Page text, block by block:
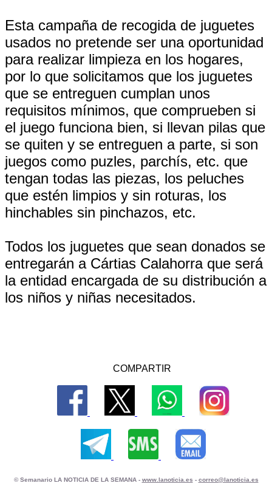
Esta campaña de recogida de juguetes
usados no pretende ser una oportunidad
para realizar limpieza en los hogares,
por lo que solicitamos que los juguetes
que se entreguen cumplan unos
requisitos mínimos, que comprueben si
el juego funciona bien, si llevan pilas que
se quiten y se entreguen a parte, si son
juegos como puzles, parchís, etc. que
tengan todas las piezas, los peluches
que estén limpios y sin roturas, los
hinchables sin pinchazos, etc.
Todos los juguetes que sean donados se
entregarán a Cártias Calahorra que será
la entidad encargada de su distribución a
los niños y niñas necesitados.
COMPARTIR
© Semanario LA NOTICIA DE LA SEMANA - www.lanoticia.es - correo@lanoticia.es